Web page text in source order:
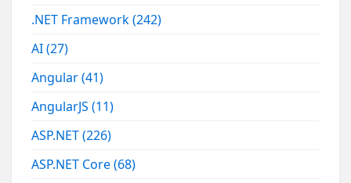
.NET Framework(242)
AI(27)
Angular(41)
AngularJS(11)
ASP.NET(226)
ASP.NET Core(68)